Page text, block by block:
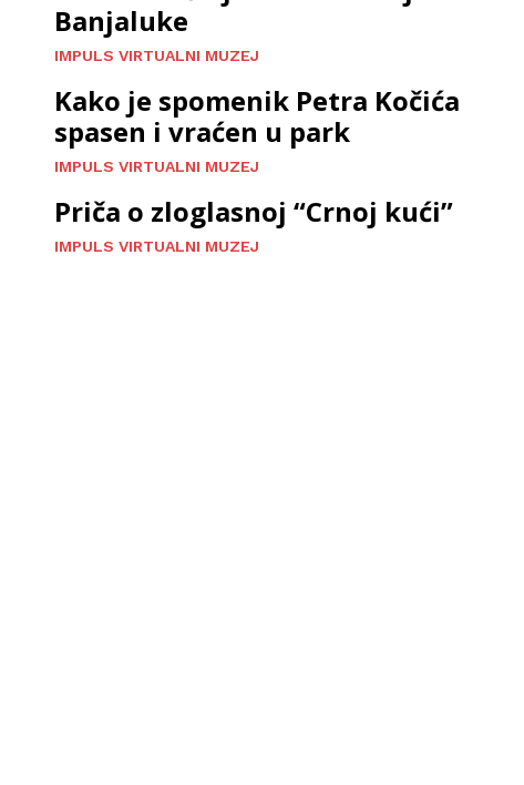
Banjaluke
IMPULS VIRTUALNI MUZEJ
Kako je spomenik Petra Kočića
spasen i vraćen u park
IMPULS VIRTUALNI MUZEJ
Priča o zloglasnoj “Crnoj kući”
IMPULS VIRTUALNI MUZEJ